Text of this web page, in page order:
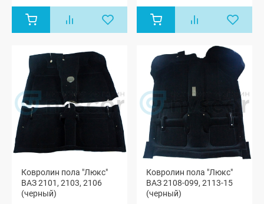
Лада Нива
4x4 (Урбан)
Лада Нива
4x4 (Урбан)
Ковролин пола "Люкс"
ВАЗ 2101, 2103, 2106
(черный)
Ковролин пола "Люкс"
ВАЗ 2108-099, 2113-15
(черный)